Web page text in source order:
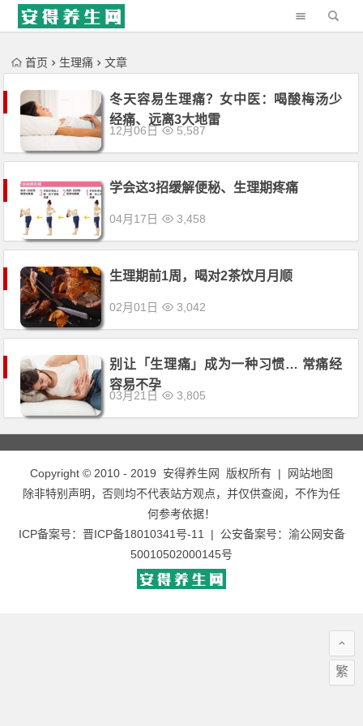
'); })();
首页 生理痛 文章
冬天容易生理痛？女中医：喝酸梅汤少
经痛、远离3大地雷
12月06日 5,587
学会这3招缓解便秘、生理期疼痛
04月17日 3,458
生理期前1周，喝对2茶饮月月顺
02月01日 3,042
别让「生理痛」成为一种习惯… 常痛经
容易不孕
03月21日 3,805
Copyright © 2010 - 2019 安得养生网 版权所有 |
网站地图
除非特别声明，否则均不代表站方观点，并仅供查阅，不作为任
何参考依据！
ICP备案号： 晋ICP备18010341号-11 | 公安备案号： 渝公网安备
50010502000145号
繁